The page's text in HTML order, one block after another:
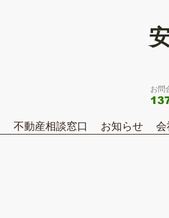
お問
不動産相談窓口 お知らせ 会